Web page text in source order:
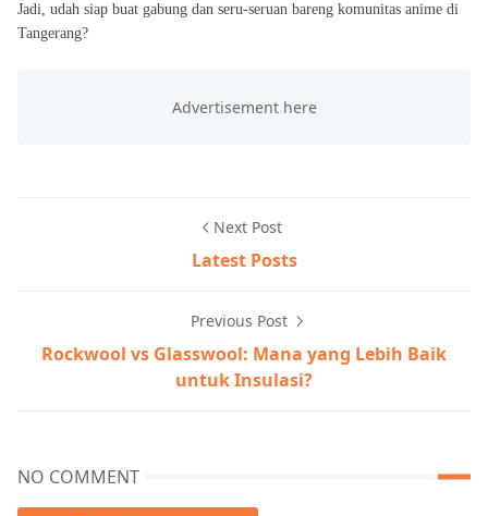
Jadi, udah siap buat gabung dan seru-seruan bareng komunitas anime di
Tangerang?
Next Post
Latest Posts
Previous Post
Rockwool vs Glasswool: Mana yang Lebih Baik
untuk Insulasi?
NO COMMENT